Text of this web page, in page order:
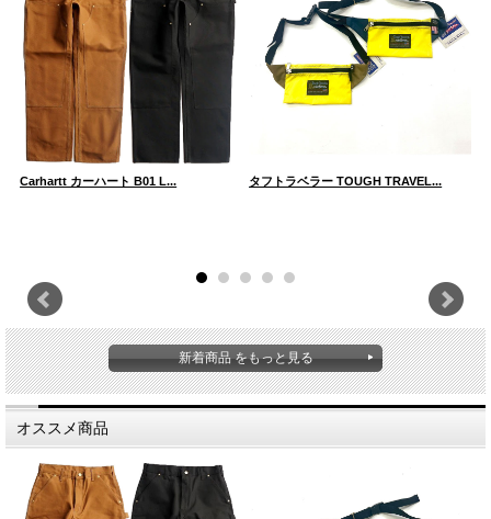
Carhartt カーハート B01 L... タフトラベラー TOUGH TRAVEL...
新着商品 をもっと見る
オススメ商品